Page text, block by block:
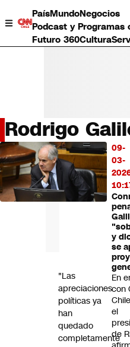
PaísMundoNegocios
Podcast y Programas
Futuro 360Cultura
País
Mundo
Negocios
Deportes
Programas completos
Rodrigo
09-
03-
y
se
En
con
el
de
LO
MÁS
LEÍDO
"Las
apreciaciones
políticas ya
han
quedado
completamente